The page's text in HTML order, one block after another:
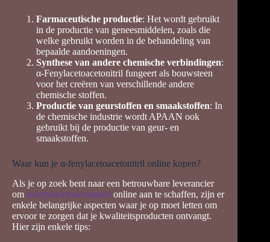
Farmaceutische productie: Het wordt gebruikt
in de productie van geneesmiddelen, zoals die
welke gebruikt worden in de behandeling van
bepaalde aandoeningen.
Synthese van andere chemische verbindingen:
α-Fenylacetoacetonitril fungeert als bouwsteen
voor het creëren van verschillende andere
chemische stoffen.
Productie van geurstoffen en smaakstoffen: In
de chemische industrie wordt APAAN ook
gebruikt bij de productie van geur- en
smaakstoffen.
Waar kun je α-fenylacetoacetonitril online kopen?
Als je op zoek bent naar een betrouwbare leverancier
om α-fenylacetoacetonitril online aan te schaffen, zijn er
enkele belangrijke aspecten waar je op moet letten om
ervoor te zorgen dat je kwaliteitsproducten ontvangt.
Hier zijn enkele tips: